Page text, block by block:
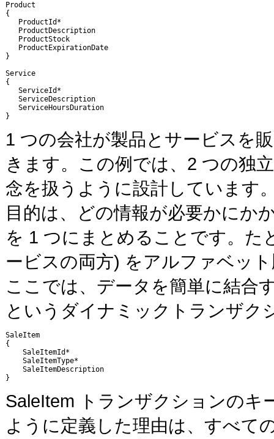
Product
{
   ProductId*
   ProductDescription
   ProductStock
   ProductExpirationDate
}
Service
{
   ServiceId*
   ServiceDescription
   ServiceHoursDuration
}
1 つの会社が製品とサービスを
きます。この例では、2 つの独
念を扱うように設計しています
目的は、どの情報が必要かにか
を 1 つにまとめることです。た
ービスの両方) をアルファベッ
ここでは、データを簡単に結合
というダイナミックトランザク
SaleItem
{
    SaleItemId*
    SaleItemType*
    SaleItemDescription
SaleItem トランザクションのキ
ように定義した理由は、すべて